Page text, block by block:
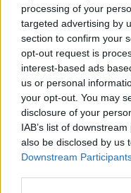
processing of your
targeted advertising by
section to confirm your
opt-out request is
interest-based ads
us or personal
your opt-out. You may
disclosure of your
IAB’s list of
also be disclosed by us
Downstream